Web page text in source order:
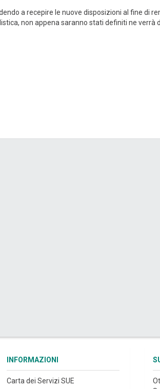
a recepire le nuove disposizioni al fine di
non appena saranno stati definiti ne verrà
INFORMAZIONI
Carta dei Servizi SUE